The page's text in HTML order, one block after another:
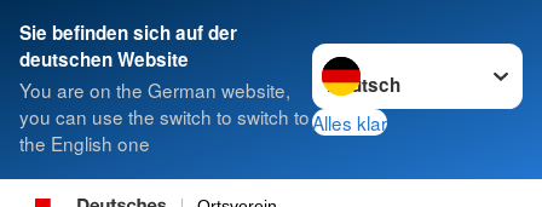
Sie befinden sich auf der
deutschen Website
You are on the German website,
you can use the switch to switch to
the English one
Sprache wechseln zu
Alles klar